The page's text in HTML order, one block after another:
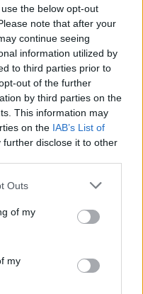
the below opt-out
note that after your
continue seeing
information utilized by
to third parties prior to
out of the further
by third parties on the
This information may
on the IAB’s List of
further disclose it to other
Outs
of my
my